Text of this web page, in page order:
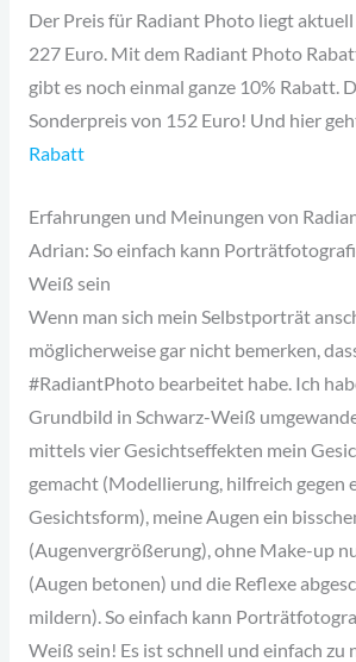
Der Preis für Radiant Photo liegt
227 Euro. Mit dem Radiant Photo
gibt es noch einmal ganze 10% Rabatt.
Sonderpreis von 152 Euro! Und hier
Rabatt
Erfahrungen und Meinungen von
Adrian: So einfach kann
Weiß sein
Wenn man sich mein Selbstporträt
möglicherweise gar nicht bemerken,
#RadiantPhoto bearbeitet habe. Ich
Grundbild in Schwarz-Weiß
mittels vier Gesichtseffekten mein
gemacht (Modellierung, hilfreich gegen
Gesichtsform), meine Augen ein
(Augenvergrößerung), ohne Make-up
(Augen betonen) und die Reflexe
mildern). So einfach kann
Weiß sein! Es ist schnell und einfach zu